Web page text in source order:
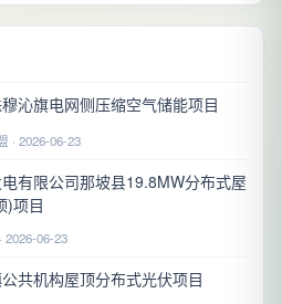
沁旗电网侧压缩空气储能项目
· 2026-06-23
有限公司那坡县19.8MW分布式屋
)项目
06-23
共机构屋顶分布式光伏项目